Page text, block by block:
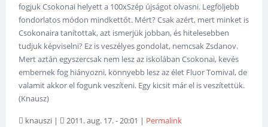
fogjuk Csokonai helyett a 100xSzép újságot olvasni. Legföljebb
fondorlatos módon mindkettőt. Mért? Csak azért, mert minket is
Csokonaira tanítottak, azt ismerjük jobban, és hitelesebben
tudjuk képviselni? Ez is veszélyes gondolat, nemcsak Zsdanov.
Mert aztán egyszercsak nem lesz az iskolában Csokonai, kevés
embernek fog hiányozni, könnyebb lesz az élet Fluor Tomival, de
valamit akkor el fogunk veszíteni. Egy kicsit már el is veszítettük.
(Knausz)
knauszi | 2011. aug. 17. - 20:01 | Permalink